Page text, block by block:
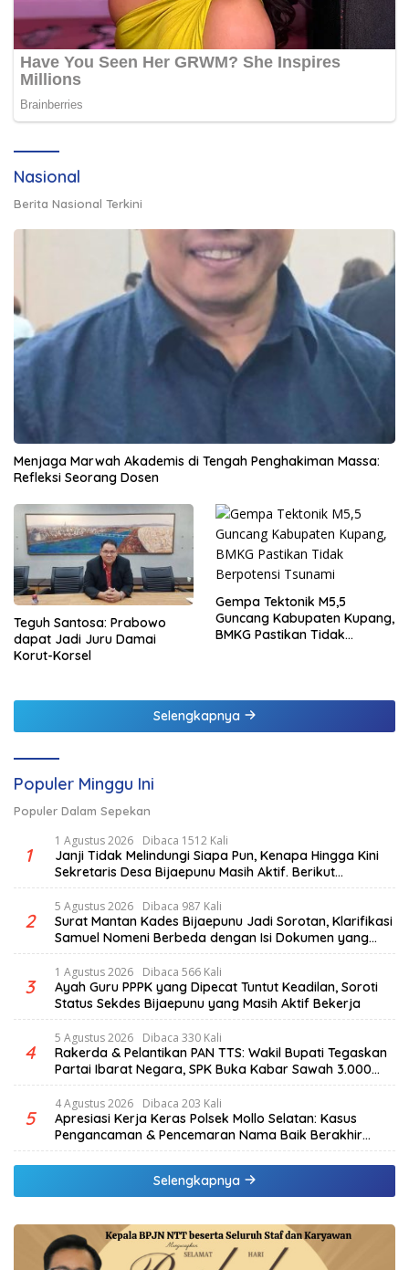
Nasional
Berita Nasional Terkini
Menjaga Marwah Akademis di Tengah Penghakiman Massa:
Refleksi Seorang Dosen
Teguh Santosa: Prabowo
dapat Jadi Juru Damai
Korut-Korsel
Gempa Tektonik M5,5
Guncang Kabupaten Kupang,
BMKG Pastikan Tidak
Selengkapnya
Populer Minggu Ini
Populer Dalam Sepekan
1
1 Agustus 2026 Dibaca 1512 Kali
Janji Tidak Melindungi Siapa Pun, Kenapa Hingga Kini
Sekretaris Desa Bijaepunu Masih Aktif. Berikut
penjelasan Ketua Komisi I DPRD TTS.
2
5 Agustus 2026 Dibaca 987 Kali
Surat Mantan Kades Bijaepunu Jadi Sorotan, Klarifikasi
Samuel Nomeni Berbeda dengan Isi Dokumen yang
Beredar
3
1 Agustus 2026 Dibaca 566 Kali
Ayah Guru PPPK yang Dipecat Tuntut Keadilan, Soroti
Status Sekdes Bijaepunu yang Masih Aktif Bekerja
4
5 Agustus 2026 Dibaca 330 Kali
Rakerda & Pelantikan PAN TTS: Wakil Bupati Tegaskan
Partai Ibarat Negara, SPK Buka Kabar Sawah 3.000
Hektar & Larangan Politik Uang
5
4 Agustus 2026 Dibaca 203 Kali
Apresiasi Kerja Keras Polsek Mollo Selatan: Kasus
Pengancaman & Pencemaran Nama Baik Berakhir
Damai
Selengkapnya